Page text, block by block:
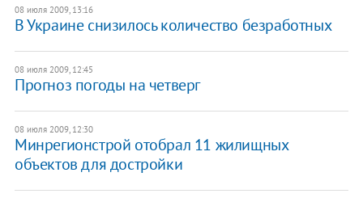
08 июля 2009, 13:16
В Украине снизилось количество безработных
08 июля 2009, 12:45
Прогноз погоды на четверг
08 июля 2009, 12:30
Минрегионстрой отобрал 11 жилищных
объектов для достройки